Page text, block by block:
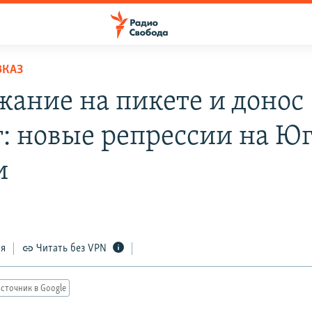
на пикете и донос
новые репрессии на
Читать без VPN
в Google